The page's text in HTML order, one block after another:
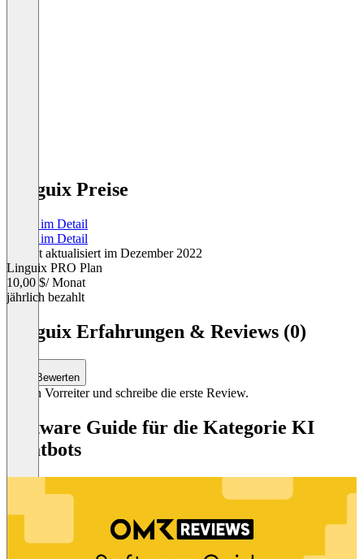
Linguix Preise
Preise im Detail
Preise im Detail
Zuletzt aktualisiert im Dezember 2022
Linguix PRO Plan
10,00 $/ Monat
jährlich bezahlt
Linguix Erfahrungen & Reviews (0)
Bewerten
Sei ein Vorreiter und schreibe die erste Review.
Software Guide für die Kategorie KI
Chatbots